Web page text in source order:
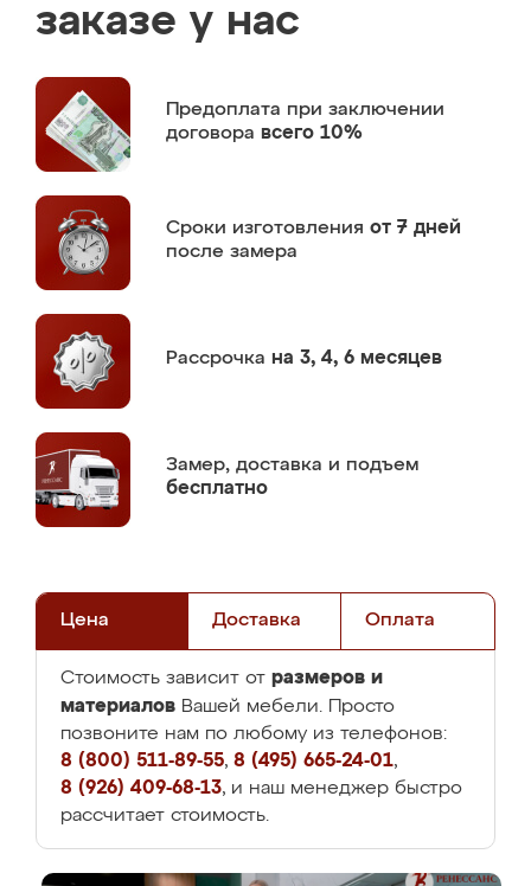
заказе у нас
Предоплата при заключении
договора всего 10%
Сроки изготовления от 7 дней
после замера
Рассрочка на 3, 4, 6 месяцев
Замер, доставка и подъем
бесплатно
Цена Доставка Оплата
Стоимость зависит от размеров и
материалов Вашей мебели. Просто
позвоните нам по любому из телефонов:
8 (800) 511-89-55, 8 (495) 665-24-01,
8 (926) 409-68-13, и наш менеджер быстро
рассчитает стоимость.